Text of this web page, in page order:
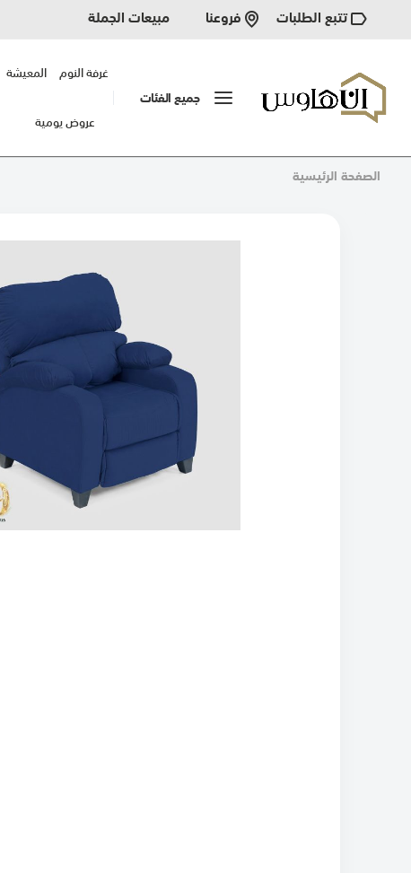
تتبع الطلبات فروعنا مبيعات الجملة
جميع الفئات
غرفة النوم المعيشة
عروض يومية
الصفحة الرئيسية